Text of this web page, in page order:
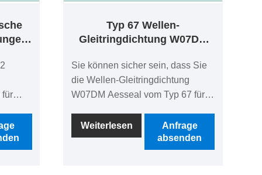
für
Typ 67 Wellen-
Gleitringdichtung W07DM
für Balgpumpe
Sie können sicher sein, dass Sie
die Wellen-Gleitringdichtung
W07DM Aesseal vom Typ 67 für
kaufen.
Suchen Sie einen zuverlässigen
Hersteller und Lieferanten für
Weiterlesen
Anfrage
absenden